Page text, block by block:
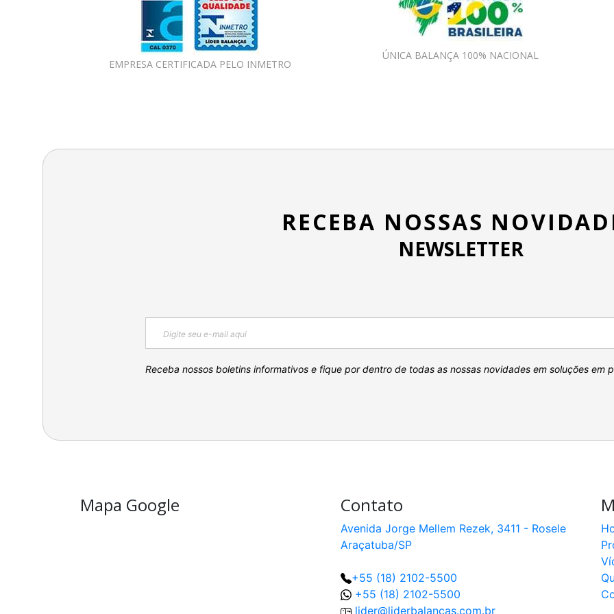
EMPRESA CERTIFICADA PELO INMETRO
ÚNICA BALANÇA 100% NACIONAL
RECEBA NOSSAS
NEWSLETTER
Receba nossos boletins informativos e fique por dentro de todas as nossas novidades em soluções em
Mapa Google Contato
Avenida Jorge Mellem Rezek, 3411 - Rosele
Araçatuba/SP
+55 (18) 2102-5500
+55 (18) 2102-5500
lider@liderbalancas.com.br